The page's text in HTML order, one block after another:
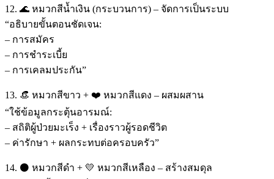
12. 🌊 หมวกสีน้ำเงิน (กระบวนการ) – จัดการเป็นระบบ
“อธิบายขั้นตอนชัดเจน:
– การสมัคร
– การชำระเบี้ย
– การเคลมประกัน”
13. 👒 หมวกสีขาว + ❤️ หมวกสีแดง – ผสมผสาน
“ใช้ข้อมูลกระตุ้นอารมณ์:
– สถิติผู้ป่วยมะเร็ง + เรื่องราวผู้รอดชีวิต
– ค่ารักษา + ผลกระทบต่อครอบครัว”
14. ⚫ หมวกสีดำ + 💛 หมวกสีเหลือง – สร้างสมดุล